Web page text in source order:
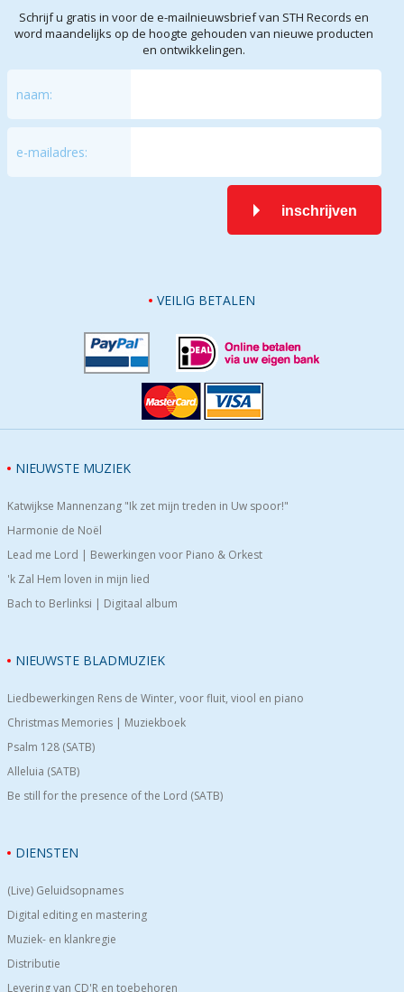
Schrijf u gratis in voor de e-mailnieuwsbrief van STH Records en
word maandelijks op de hoogte gehouden van nieuwe producten
en ontwikkelingen.
naam:
e-mailadres:
inschrijven
VEILIG BETALEN
NIEUWSTE MUZIEK
Katwijkse Mannenzang "Ik zet mijn treden in Uw spoor!"
Harmonie de Noël
Lead me Lord | Bewerkingen voor Piano & Orkest
'k Zal Hem loven in mijn lied
Bach to Berlinksi | Digitaal album
NIEUWSTE BLADMUZIEK
Liedbewerkingen Rens de Winter, voor fluit, viool en piano
Christmas Memories | Muziekboek
Psalm 128 (SATB)
Alleluia (SATB)
Be still for the presence of the Lord (SATB)
DIENSTEN
(Live) Geluidsopnames
Digital editing en mastering
Muziek- en klankregie
Distributie
Levering van CD'R en toebehoren